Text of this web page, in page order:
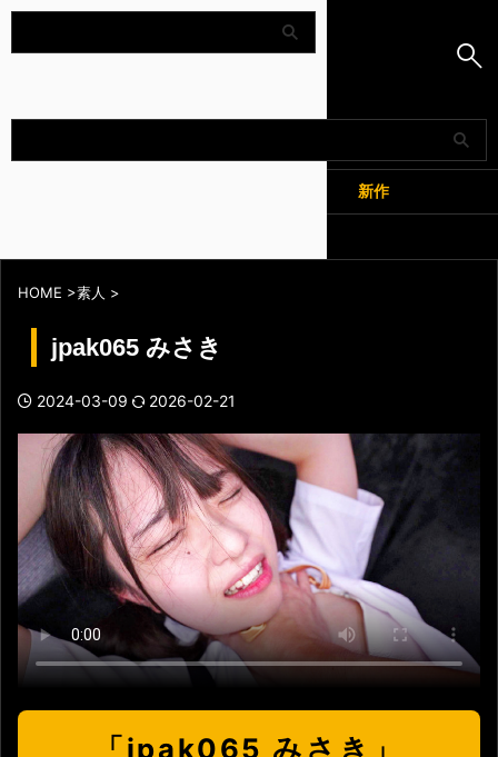
Amapedia
新作
HOME >素人 >
jpak065 みさき
2024-03-09 2026-02-21
「jpak065 みさき」